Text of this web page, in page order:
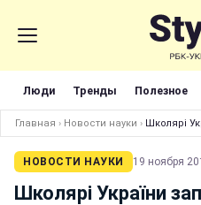
Люди Тренды Полезное
Главная › Новости науки › Школярі
НОВОСТИ НАУКИ 19 ноября
Школярі України